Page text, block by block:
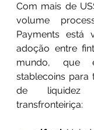
Com mais de
volume
Payments está
adoção entre
mundo, que
stablecoins para
de liquidez
transfronteiriça: